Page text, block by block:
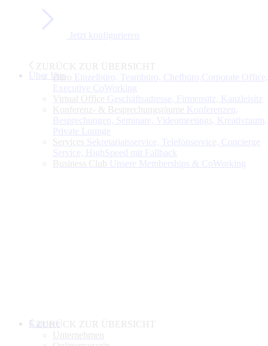
Jetzt konfigurieren
ZURÜCK ZUR ÜBERSICHT
Büro Einzelbüro, Teambüro, Chefbüro,Corporate Office,
Executive CoWorking
Virtual Office Geschäftsadresse, Firmensitz, Kanzleisitz
Konferenz- & Besprechungsräume Konferenzen,
Besprechungen, Seminare, Videomeetings, Kreativraum,
Private Lounge
Services Sekretariatsservice, Telefonservice, Concierge
Service, HighSpeed mit Fallback
Business Club Unsere Memberships & CoWorking
Über Uns
ZURÜCK ZUR ÜBERSICHT
Unternehmen
Karriere